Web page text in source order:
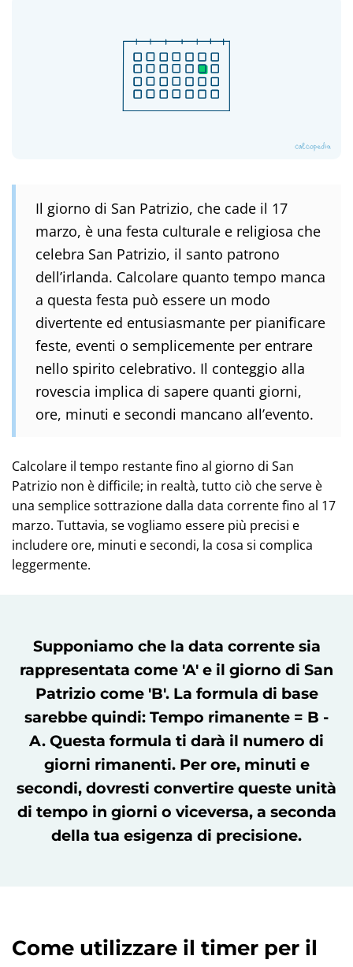
Il giorno di San Patrizio, che cade il 17
marzo, è una festa culturale e religiosa che
celebra San Patrizio, il santo patrono
dell’irlanda. Calcolare quanto tempo manca
a questa festa può essere un modo
divertente ed entusiasmante per pianificare
feste, eventi o semplicemente per entrare
nello spirito celebrativo. Il conteggio alla
rovescia implica di sapere quanti giorni,
ore, minuti e secondi mancano all’evento.
Calcolare il tempo restante fino al giorno di San
Patrizio non è difficile; in realtà, tutto ciò che serve è
una semplice sottrazione dalla data corrente fino al 17
marzo. Tuttavia, se vogliamo essere più precisi e
includere ore, minuti e secondi, la cosa si complica
leggermente.
Supponiamo che la data corrente sia
rappresentata come 'A' e il giorno di San
Patrizio come 'B'. La formula di base
sarebbe quindi: Tempo rimanente = B -
A. Questa formula ti darà il numero di
giorni rimanenti. Per ore, minuti e
secondi, dovresti convertire queste unità
di tempo in giorni o viceversa, a seconda
della tua esigenza di precisione.
Come utilizzare il timer per il